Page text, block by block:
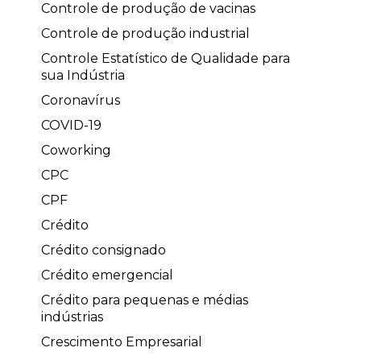
Controle de produção de vacinas
Controle de produção industrial
Controle Estatístico de Qualidade para
sua Indústria
Coronavírus
COVID-19
Coworking
CPC
CPF
Crédito
Crédito consignado
Crédito emergencial
Crédito para pequenas e médias
indústrias
Crescimento Empresarial